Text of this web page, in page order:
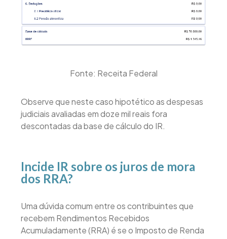
Fonte: Receita Federal
Observe que neste caso hipotético as despesas
judiciais avaliadas em doze mil reais fora
descontadas da base de cálculo do IR.
Incide IR sobre os juros de mora
dos RRA?
Uma dúvida comum entre os contribuintes que
recebem Rendimentos Recebidos
Acumuladamente (RRA) é se o Imposto de Renda